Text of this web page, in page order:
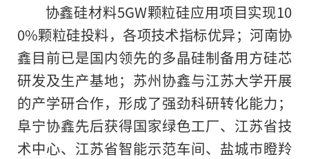
协鑫硅材料5GW颗粒硅应用项目实现10
0%颗粒硅投料，各项技术指标优异；河南协
鑫目前已是国内领先的多晶硅制备用方硅芯
研发及生产基地；苏州协鑫与江苏大学开展
的产学研合作，形成了强劲科研转化能力；
阜宁协鑫先后获得国家绿色工厂、江苏省技
术中心、江苏省智能示范车间、盐城市瞪羚